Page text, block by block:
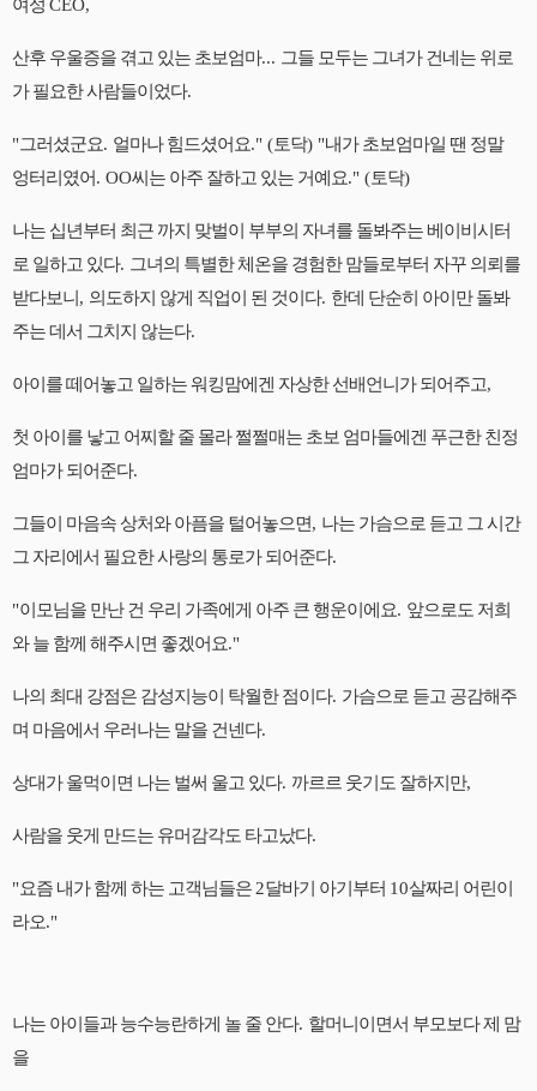
여성 CEO,
산후 우울증을 겪고 있는 초보엄마... 그들 모두는 그녀가 건네는 위로
가 필요한 사람들이었다.
"그러셨군요. 얼마나 힘드셨어요." (토닥) "내가 초보엄마일 땐 정말
엉터리였어. OO씨는 아주 잘하고 있는 거예요." (토닥)
나는 십년부터 최근 까지 맞벌이 부부의 자녀를 돌봐주는 베이비시터
로 일하고 있다. 그녀의 특별한 체온을 경험한 맘들로부터 자꾸 의뢰를
받다보니 , 의도하지 않게 직업이 된 것이다. 한데 단순히 아이만 돌봐
주는 데서 그치지 않는다.
아이를 떼어놓고 일하는 워킹맘에겐 자상한 선배언니가 되어주고,
첫 아이를 낳고 어찌할 줄 몰라 쩔쩔매는 초보 엄마들에겐 푸근한 친정
엄마가 되어준다.
그들이 마음속 상처와 아픔을 털어놓으면, 나는 가슴으로 듣고 그 시간
그 자리에서 필요한 사랑의 통로가 되어준다.
"이모님을 만난 건 우리 가족에게 아주 큰 행운이에요. 앞으로도 저희
와 늘 함께 해주시면 좋겠어요."
나의 최대 강점은 감성지능이 탁월한 점이다. 가슴으로 듣고 공감해주
며 마음에서 우러나는 말을 건넨다.
상대가 울먹이면 나는 벌써 울고 있다. 까르르 웃기도 잘하지만,
사람을 웃게 만드는 유머감각도 타고났다.
"요즘 내가 함께 하는 고객님들은2달바기 아기부터 10살짜리 어린이
라오."
나는 아이들과 능수능란하게 놀 줄 안다. 할머니이면서 부모보다 제 맘
을